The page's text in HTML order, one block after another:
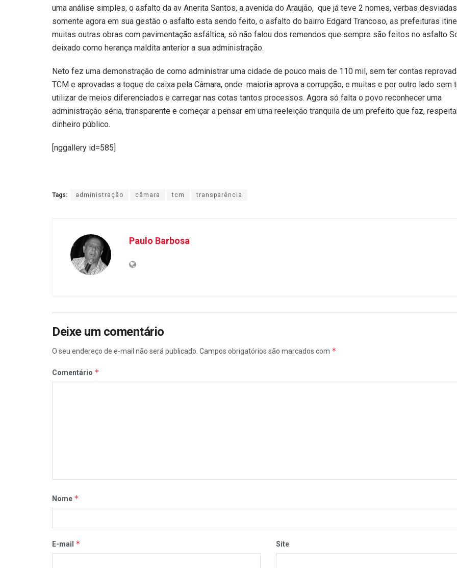
uma análise simples, o asfalto da av Anerita Santos, a avenida do Araujão, que já teve 2 nomes, verbas
somente agora em sua gestão o asfalto esta sendo feito, o asfalto do bairro Edgard Trancoso, as prefeituras
muitas outras obras com pavimentação asfáltica, só não falou dos remendos que sempre são feitos no asfalto
deixado como herança maldita anterior a sua administração.
Neto fez uma demonstração de como administrar uma cidade de pouco mais de 110 mil, sem ter contas
TCM e aprovadas a toque de caixa pela Câmara, onde maioria aprova a corrupção, e muitas e por outro lado sem
utilizar de meios diferenciados e carregar nas cotas tantos processos. Agora só falta o povo reconhecer uma
administração séria, transparente e começar a pensar em uma reeleição tranquila de um prefeito que faz,
dinheiro público.
[nggallery id=585]
Tags: administração câmara tcm transparência
Paulo Barbosa
Deixe um comentário
O seu endereço de e-mail não será publicado. Campos obrigatórios são marcados com *
Comentário *
Nome *
E-mail * Site